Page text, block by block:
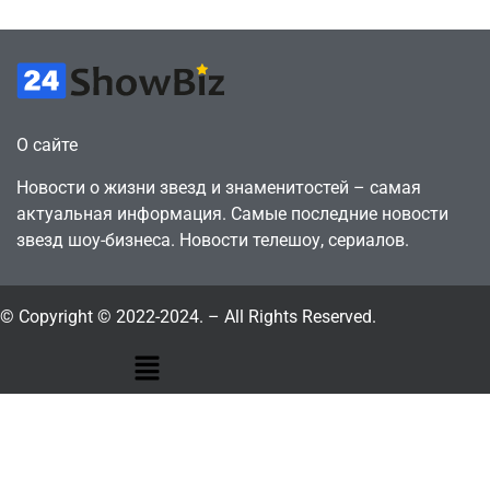
О сайте
Новости о жизни звезд и знаменитостей – самая
актуальная информация. Самые последние новости
звезд шоу-бизнеса. Новости телешоу, сериалов.
© Copyright © 2022-2024. – All Rights Reserved.